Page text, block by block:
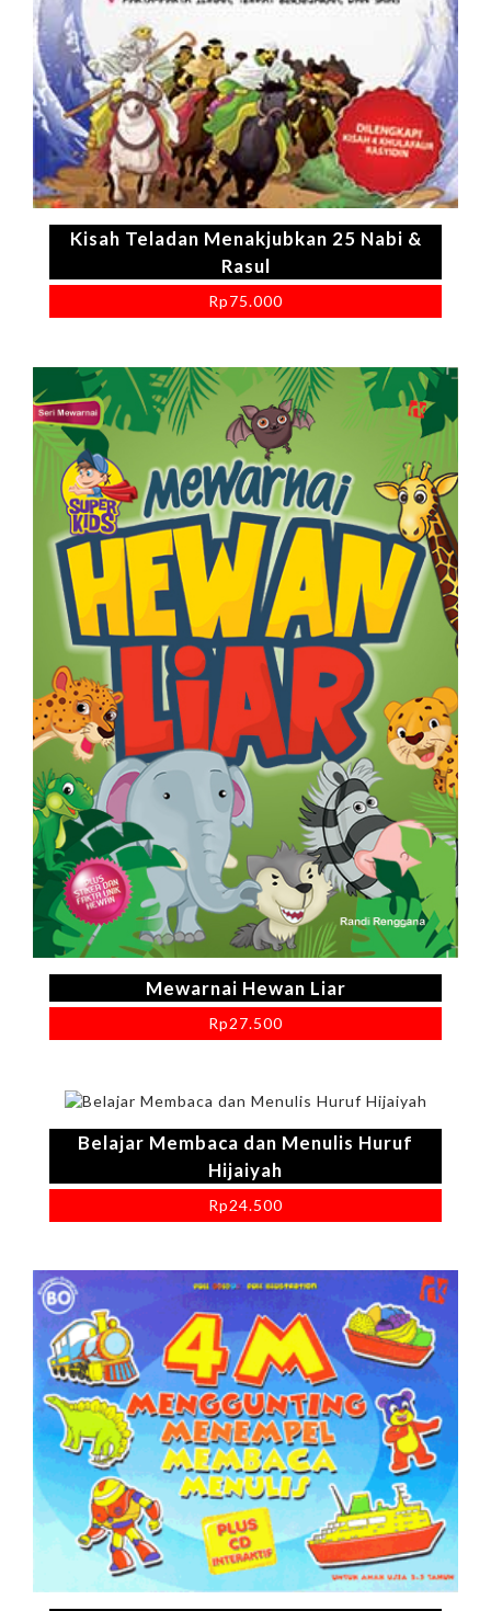
Kisah Teladan Menakjubkan 25 Nabi &
Rasul
Rp75.000
Mewarnai Hewan Liar
Rp27.500
Belajar Membaca dan Menulis Huruf
Hijaiyah
Rp24.500